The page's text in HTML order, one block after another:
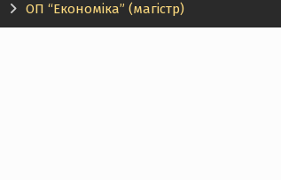
ОП “Економіка” (магістр)